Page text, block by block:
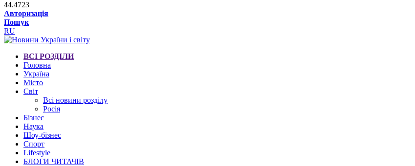
44.4723
Авторизація
Пошук
RU
ВСІ РОЗДІЛИ
Головна
Україна
Місто
Світ
Всі новини розділу
Росія
Бізнес
Наука
Шоу-бізнес
Спорт
Lifestyle
БЛОГИ ЧИТАЧІВ